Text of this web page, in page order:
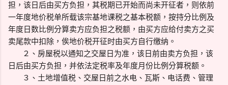
担，该日后由买方负担，其税期已开始而尚未开征者，则依前
一年度地价税单所载该宗基地课税之基本税额，按持分比例及
年度日数比例分算卖方应负担之税额，由买方应给付卖方之买
卖尾款中扣除，俟地价税开征时由买方自行缴纳。
２、房屋税以通知之交屋日为准，该日前由卖方负担，该
日后由买方负担，并依法定税率及年度月份比例分算税额。
３、土地增值税、交屋日前之水电、瓦斯、电话费、管理